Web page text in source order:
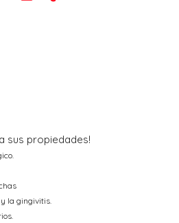
sus propiedades!
la gingivitis.